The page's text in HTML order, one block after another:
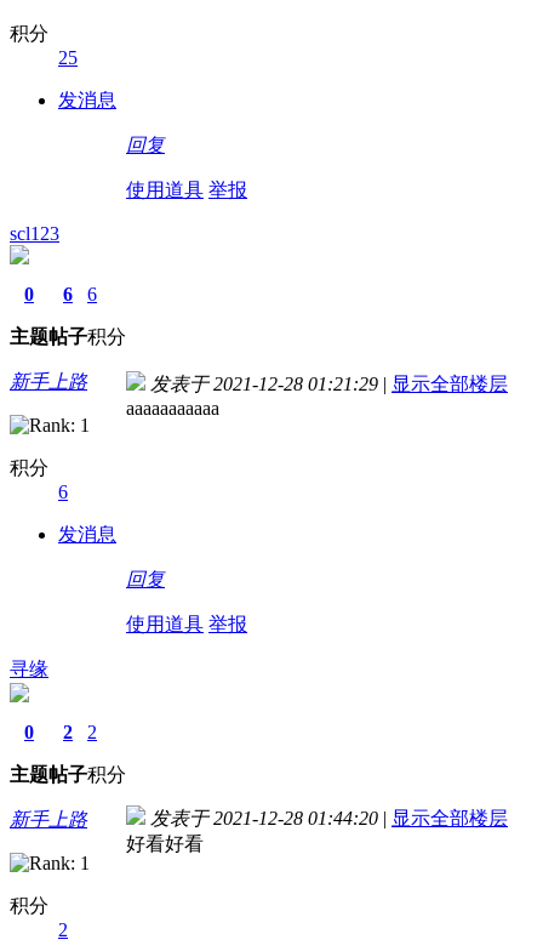
积分
25
发消息
回复
使用道具 举报
scl123
0
主题
6
帖子
6
积分
新手上路
积分
6
发消息
发表于 2021-12-28 01:21:29 | 显示全部楼层
aaaaaaaaaaa
回复
使用道具 举报
寻缘
0
主题
2
帖子
2
积分
新手上路
积分
2
发表于 2021-12-28 01:44:20 | 显示全部楼层
好看好看